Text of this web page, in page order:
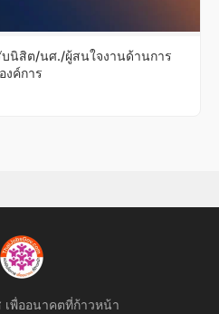
นิสิต/นศ./ผู้สนใจงานด้านการ
ค์การ
เพื่ออนาคตที่ก้าวหน้า